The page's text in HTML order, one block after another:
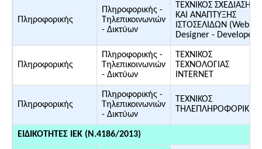
Πληροφορικής
Πληροφορικής -
Τηλεπικοινωνιών
- Δικτύων
ΤΕΧΝΙΚΟΣ ΣΧΕΔΙΑΣΗΣ
ΚΑΙ ΑΝΑΠΤΥΞΗΣ
ΙΣΤΟΣΕΛΙΔΩΝ (Web
Designer - Developer)
Πληροφορικής
Πληροφορικής -
Τηλεπικοινωνιών
- Δικτύων
ΤΕΧΝΙΚΟΣ
ΤΕΧΝΟΛΟΓΙΑΣ
INTERNET
Πληροφορικής
Πληροφορικής -
Τηλεπικοινωνιών
- Δικτύων
ΤΕΧΝΙΚΟΣ
ΤΗΛΕΠΛΗΡΟΦΟΡΙΚΗΣ
ΕΙΔΙΚΟΤΗΤΕΣ ΙΕΚ (Ν.4186/2013)